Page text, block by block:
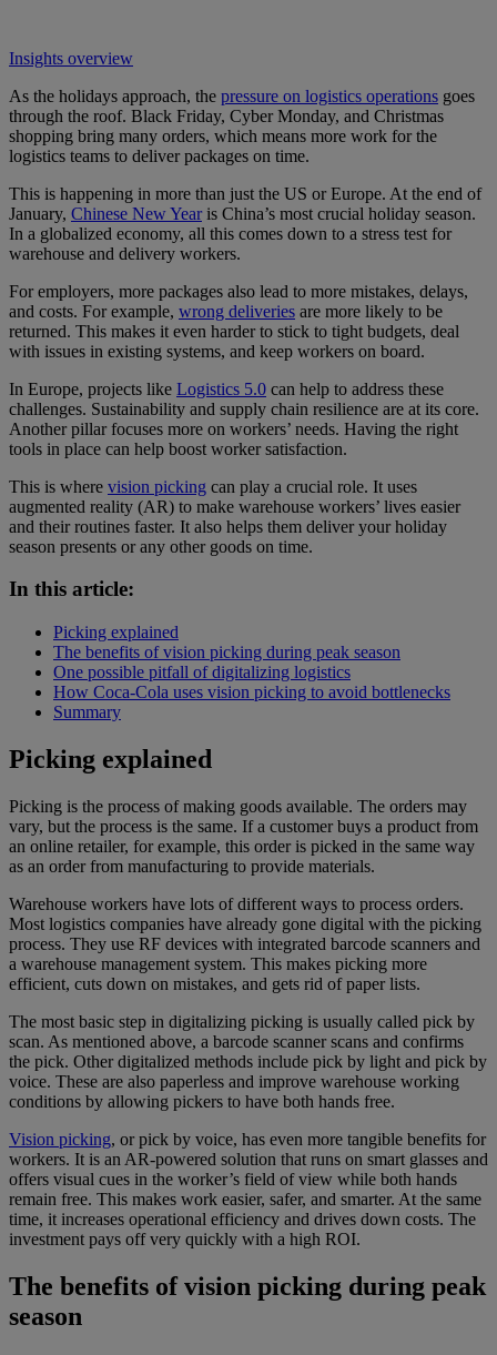
Insights overview
As the holidays approach, the pressure on logistics operations goes
through the roof. Black Friday, Cyber Monday, and Christmas
shopping bring many orders, which means more work for the
logistics teams to deliver packages on time.
This is happening in more than just the US or Europe. At the end of
January, Chinese New Yearis China’s most crucial holiday season.
In a globalized economy, all this comes down to a stress test for
warehouse and delivery workers.
For employers, more packages also lead to more mistakes, delays,
and costs. For example, wrong deliveries are more likely to be
returned. This makes it even harder to stick to tight budgets, deal
with issues in existing systems, and keep workers on board.
In Europe, projects like Logistics 5.0 can help to address these
challenges. Sustainability and supply chain resilience are at its core.
Another pillar focuses more on workers’ needs. Having the right
tools in place can help boost worker satisfaction.
This is where vision picking can play a crucial role. It uses
augmented reality (AR) to make warehouse workers’ lives easier
and their routines faster. It also helps them deliver your holiday
season presents or any other goods on time.
In this article:
Picking explained
The benefits of vision picking during peak season
One possible pitfall of digitalizing logistics
How Coca-Cola uses vision picking to avoid bottlenecks
Summary
Picking explained
Picking is the process of making goods available. The orders may
vary, but the process is the same. If a customer buys a product from
an online retailer, for example, this order is picked in the same way
as an order from manufacturing to provide materials.
Warehouse workers have lots of different ways to process orders.
Most logistics companies have already gone digital with the picking
process. They use RF devices with integrated barcode scanners and
a warehouse management system. This makes picking more
efficient, cuts down on mistakes, and gets rid of paper lists.
The most basic step in digitalizing picking is usually called pick by
scan. As mentioned above, a barcode scanner scans and confirms
the pick. Other digitalized methods include pick by light and pick by
voice. These are also paperless and improve warehouse working
conditions by allowing pickers to have both hands free.
Vision picking, or pick by voice, has even more tangible benefits for
workers. It is an AR-powered solution that runs on smart glasses and
offers visual cues in the worker’s field of view while both hands
remain free. This makes work easier, safer, and smarter. At the same
time, it increases operational efficiency and drives down costs. The
investment pays off very quickly with a high ROI.
The benefits of vision picking during peak
season